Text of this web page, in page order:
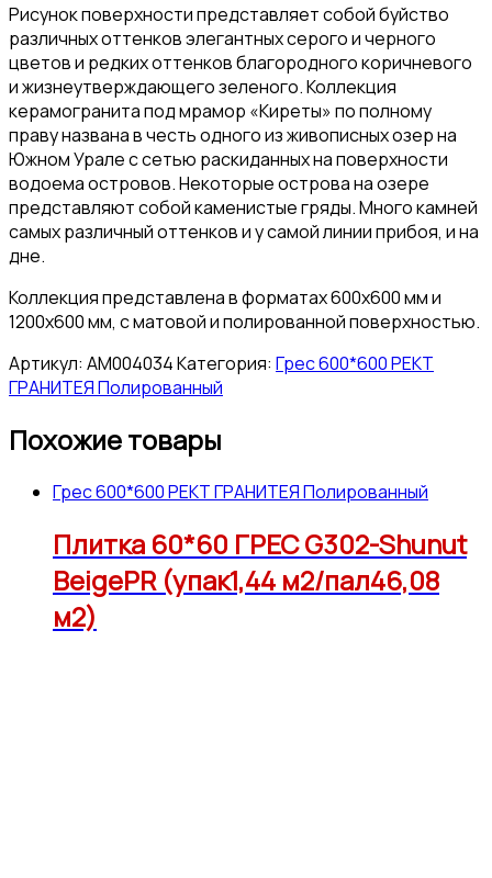
Рисунок поверхности представляет собой буйство
различных оттенков элегантных серого и черного
цветов и редких оттенков благородного коричневого
и жизнеутверждающего зеленого. Коллекция
керамогранита под мрамор «Киреты» по полному
праву названа в честь одного из живописных озер на
Южном Урале с сетью раскиданных на поверхности
водоема островов. Некоторые острова на озере
представляют собой каменистые гряды. Много камней
самых различный оттенков и у самой линии прибоя, и на
дне.
Коллекция представлена в форматах 600х600 мм и
1200х600 мм, с матовой и полированной поверхностью.
Артикул: АМ004034Категория: Грес 600*600 РЕКТ
ГРАНИТЕЯ Полированный
Похожие товары
Грес 600*600 РЕКТ ГРАНИТЕЯ Полированный
Плитка 60*60 ГРЕС G302-Shunut
BeigePR (упак1,44 м2/пал46,08
м2)